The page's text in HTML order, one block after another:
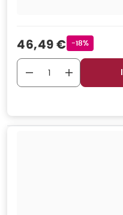
Verkaufspreis
46,49 € Rabattstempel
-18%